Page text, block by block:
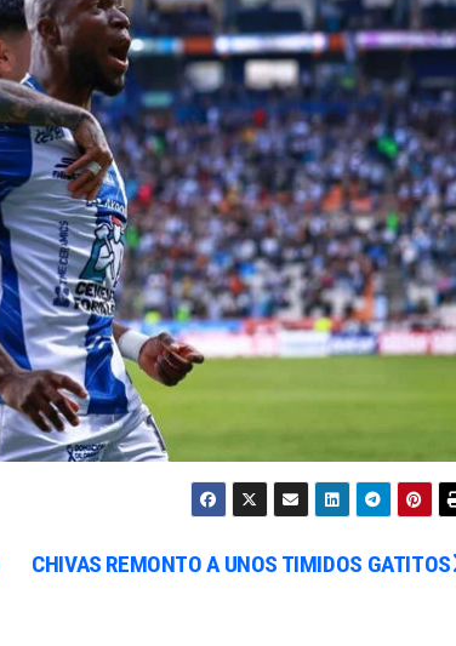
CHIVAS REMONTO A UNOS TIMIDOS GATITOS